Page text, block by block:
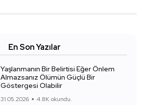
En Son Yazılar
Yaşlanmanın Bir Belirtisi Eğer Önlem
Almazsanız Ölümün Güçlü Bir
Göstergesi Olabilir
31.05.2026 4.8K okundu.